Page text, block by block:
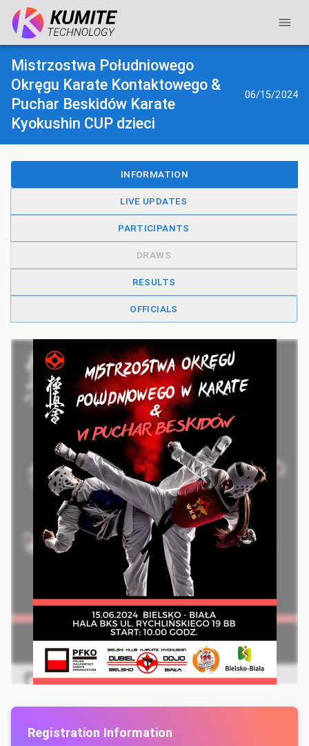
Mistrzostwa Południowego
Okręgu Karate Kontaktowego &
Puchar Beskidów Karate
Kyokushin CUP dzieci
06/15/2024
INFORMATION
LIVE UPDATES
PARTICIPANTS
DRAWS
RESULTS
OFFICIALS
Registration Information